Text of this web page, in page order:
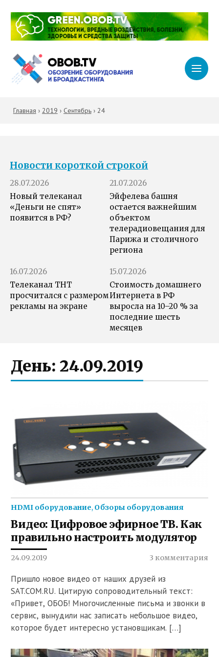
Главная › 2019 › Сентябрь› 24
Новости короткой строкой
28.07.2026
Новый телеканал
«Деньги не спят»
появится в РФ?
21.07.2026
Эйфелева башня
остается важнейшим
объектом
телерадиовещания для
Парижа и столичного
региона
16.07.2026
Телеканал ТНТ
просчитался с размером
рекламы на экране
15.07.2026
Стоимость домашнего
Интернета в РФ
выросла на 10–20 % за
последние шесть
месяцев
День:24.09.2019
HDMI оборудование, Обзоры оборудования
Видео: Цифровое эфирное ТВ. Как
правильно настроить модулятор
24.09.2019 3 комментария
Пришло новое видео от наших друзей из
SAT.COM.RU. Цитирую сопроводительный текст:
«Привет, ОБОБ! Многочисленные письма и звонки в
сервис, вынудили нас записать небольшое видео,
которое будет интересно установщикам. […]